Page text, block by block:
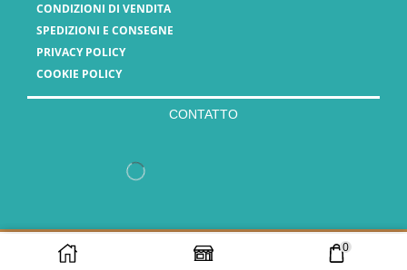
CONDIZIONI DI VENDITA
SPEDIZIONI E CONSEGNE
PRIVACY POLICY
COOKIE POLICY
CONTATTO
Copyright 2025 - Vasauro srl // P.Iva 15808561003 0